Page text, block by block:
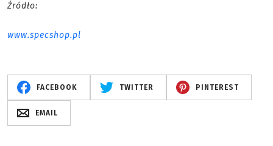
Źródło:
www.specshop.pl
FACEBOOK TWITTER PINTEREST
EMAIL